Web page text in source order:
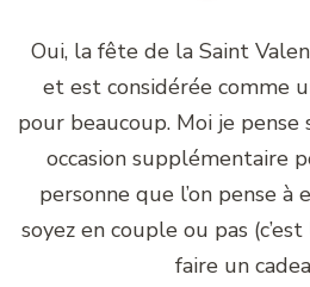
Oui, la fête de la Saint
et est considérée comme
pour beaucoup. Moi je
occasion supplémentaire
personne que l’on pense à
soyez en couple ou pas
faire un